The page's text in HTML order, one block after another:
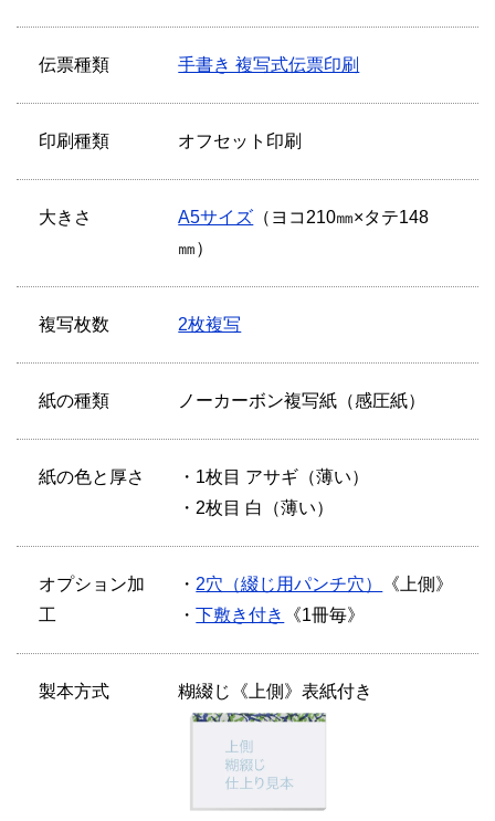
伝票種類 手書き 複写式伝票印刷
印刷種類 オフセット印刷
大きさ A5サイズ （ヨコ210㎜×タテ148
㎜）
複写枚数 2枚複写
紙の種類 ノーカーボン複写紙（感圧紙）
紙の色と厚さ
・1枚目 アサギ（薄い）
・2枚目 白（薄い）
オプション加
工
・ 2穴（綴じ用パンチ穴）
《上側》
・下敷き付き 《1冊毎》
製本方式 糊綴じ《上側》表紙付き